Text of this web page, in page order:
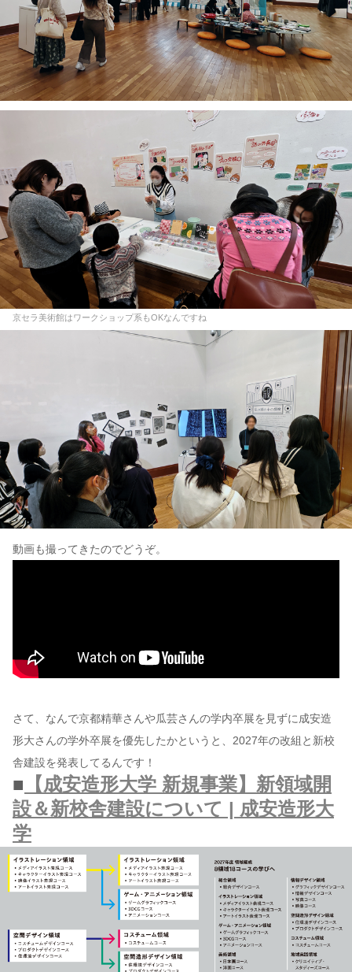
京セラ美術館はワークショップ系もOKなんですね
動画も撮ってきたのでどうぞ。
さて、なんで京都精華さんや瓜芸さんの学内卒展を見ずに成安造
形大さんの学外卒展を優先したかというと、2027年の改組と新校
舎建設を発表してるんです！
■ 【成安造形大学 新規事業】新領域開
設＆新校舎建設について | 成安造形大
学